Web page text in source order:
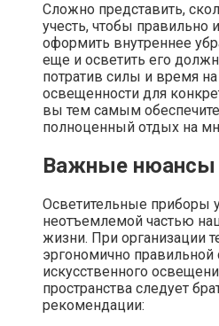
Сложно представить,
учесть, чтобы правильно
оформить внутреннее
еще и осветить его
потратив силы и время
освещенности для
вы тем самым
полноценный отдых на
Важные нюансы
Осветительные приборы
неотъемлемой частью
жизни. При организации
эргономично правильной
искусственного
пространства следует
рекомендации: